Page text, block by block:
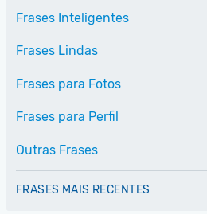
Frases Inteligentes
Frases Lindas
Frases para Fotos
Frases para Perfil
Outras Frases
FRASES MAIS RECENTES